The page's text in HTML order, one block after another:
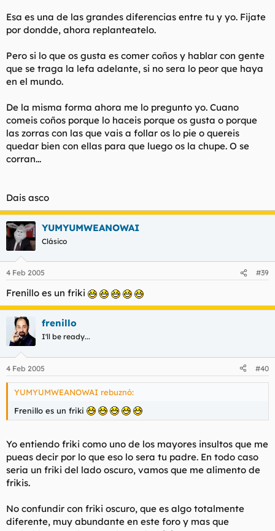
Esa es una de las grandes diferencias entre tu y yo. Fijate
por dondde, ahora replanteatelo.
Pero si lo que os gusta es comer coños y hablar con gente
que se traga la lefa adelante, si no sera lo peor que haya
en el mundo.
De la misma forma ahora me lo pregunto yo. Cuano
comeis coños porque lo haceis porque os gusta o porque
las zorras con las que vais a follar os lo pie o quereis
quedar bien con ellas para que luego os la chupe. O se
corran...
Dais asco
YUMYUMWEANOWAI
Clásico
4 Feb 2005 #39
Frenillo es un friki
frenillo
I'll be ready...
4 Feb 2005 #40
YUMYUMWEANOWAI rebuznó:
Frenillo es un friki
Yo entiendo friki como uno de los mayores insultos que me
pueas decir por lo que eso lo sera tu padre. En todo caso
seria un friki del lado oscuro, vamos que me alimento de
frikis.
No confundir con friki oscuro, que es algo totalmente
diferente, muy abundante en este foro y mas que